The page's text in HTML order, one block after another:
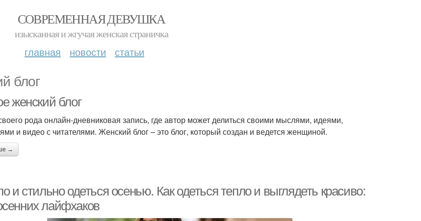
СОВРЕМЕННАЯ ДЕВУШКА
изысканная и жгучая женская страничка
главная новости статьи
блог
женский блог
рода онлайн-дневниковая запись, где автор может делиться своими мыслями, идеями,
и видео с читателями. Женский блог – это блог, который создан и ведется женщиной.
→
и стильно одеться осенью. Как одеться тепло и выглядеть красиво:
лайфхаков